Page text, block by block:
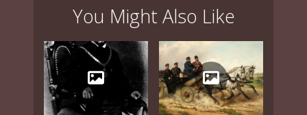
You Might Also Like